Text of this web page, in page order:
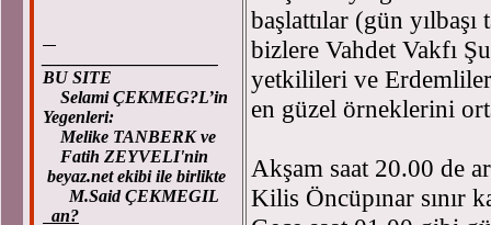
BU SITE
Selami ÇEKMEG?L’in
Yegenleri:
Melike TANBERK ve
Fatih ZEYVELI'nin
beyaz.net ekibi ile birlikte
M.Said ÇEKMEGIL
an?
başlattılar (gün
bizlere Vahdet Vakfı
yetkilileri ve
en güzel örneklerini
Akşam saat 20.00 de
Kilis Öncüpınar sınır